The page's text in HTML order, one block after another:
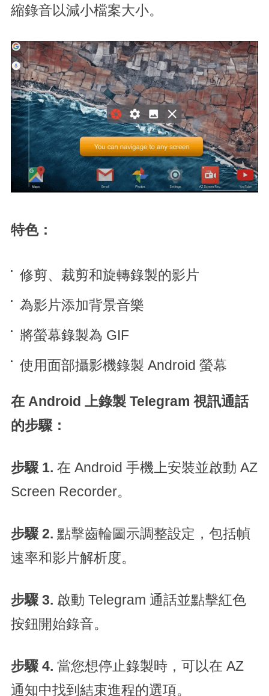
縮錄音以減小檔案大小。
特色：
修剪、裁剪和旋轉錄製的影片
為影片添加背景音樂
將螢幕錄製為 GIF
使用面部攝影機錄製 Android 螢幕
在 Android 上錄製 Telegram 視訊通話
的步驟：
步驟 1. 在 Android 手機上安裝並啟動 AZ
Screen Recorder。
步驟 2. 點擊齒輪圖示調整設定，包括幀
速率和影片解析度。
步驟 3. 啟動 Telegram 通話並點擊紅色
按鈕開始錄音。
步驟 4. 當您想停止錄製時，可以在 AZ
通知中找到結束進程的選項。